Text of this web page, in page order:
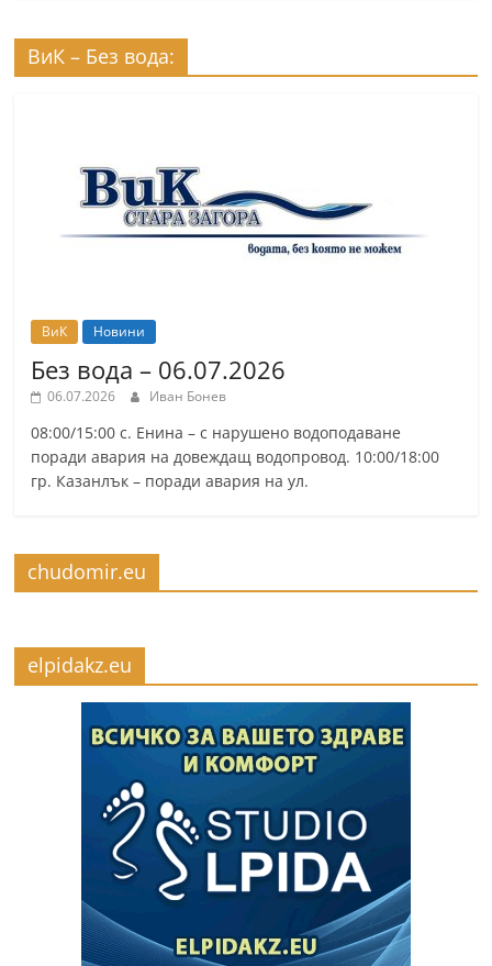
ВиК – Без вода:
ВиК Новини
Без вода – 06.07.2026
06.07.2026 Иван Бонев
08:00/15:00 с. Енина – с нарушено водоподаване
поради авария на довеждащ водопровод. 10:00/18:00
гр. Казанлък – поради авария на ул.
chudomir.eu
elpidakz.eu